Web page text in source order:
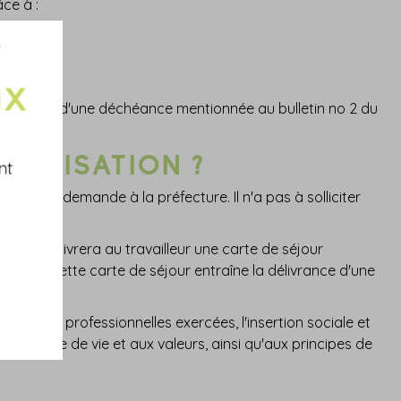
à :
ou d'une déchéance mentionnée au bulletin no 2 du
?
de demande à la préfecture. Il n'a pas à solliciter
délivrera au travailleur une carte de séjour
». Cette carte de séjour entraîne la délivrance d'une
professionnelles exercées, l'insertion sociale et
mode de vie et aux valeurs, ainsi qu'aux principes de